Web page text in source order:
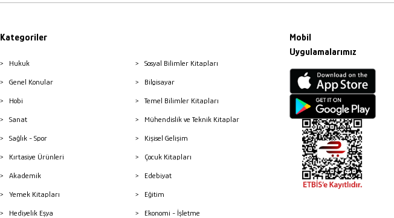
Kategoriler
Hukuk
Genel Konular
Hobi
Sanat
Sağlık - Spor
Kırtasiye Ürünleri
Akademik
Yemek Kitapları
Hediyelik Eşya
Sosyal Bilimler Kitapları
Bilgisayar
Temel Bilimler Kitapları
Mühendislik ve Teknik Kitaplar
Kişisel Gelişim
Çocuk Kitapları
Edebiyat
Eğitim
Ekonomi - İşletme
Mobil
Uygulamalarımız